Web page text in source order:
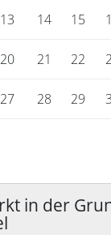
13 14 15
20 21 22
27 28 29
in der